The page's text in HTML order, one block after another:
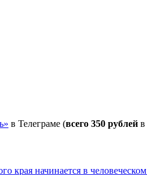
в Телеграме (всего 350 рублей в
начинается в человеческом